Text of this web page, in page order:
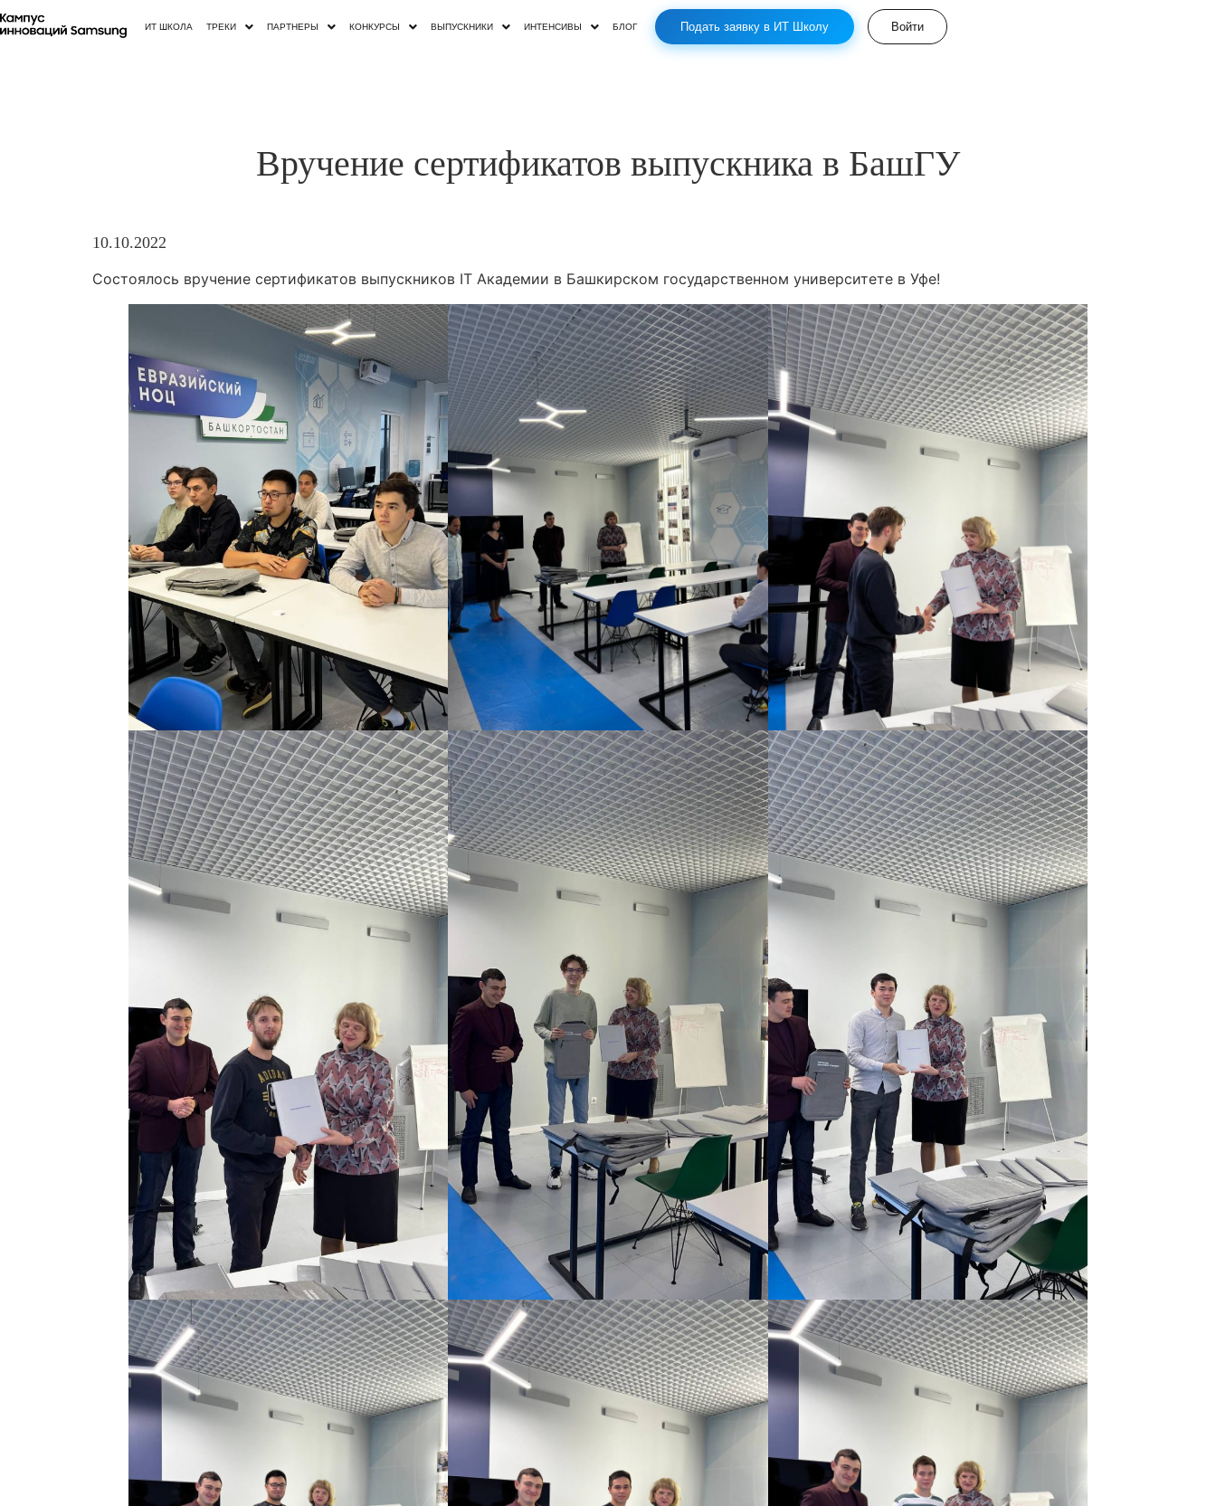
ИТ ШКОЛА ТРЕКИ ПАРТНЕРЫ КОНКУРСЫ ВЫПУСКНИКИ ИНТЕНСИВЫ БЛОГ Подать заявку в ИТ Школу Войти
Вручение сертификатов выпускника в БашГУ
10.10.2022
Состоялось вручение сертификатов выпускников IT Академии в Башкирском государственном университете в Уфе!